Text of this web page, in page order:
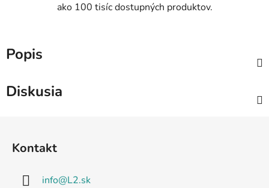
ako 100 tisíc dostupných produktov.
Popis
Diskusia
Kontakt
info@L2.sk